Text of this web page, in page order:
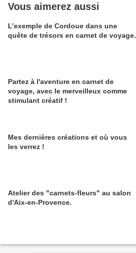
Vous aimerez aussi
L’exemple de Cordoue dans une
quête de trésors en carnet de voyage.
Partez à l'aventure en carnet de
voyage, avec le merveilleux comme
stimulant créatif !
Mes dernières créations et où vous
les verrez !
Atelier des "carnets-fleurs" au salon
d'Aix-en-Provence.